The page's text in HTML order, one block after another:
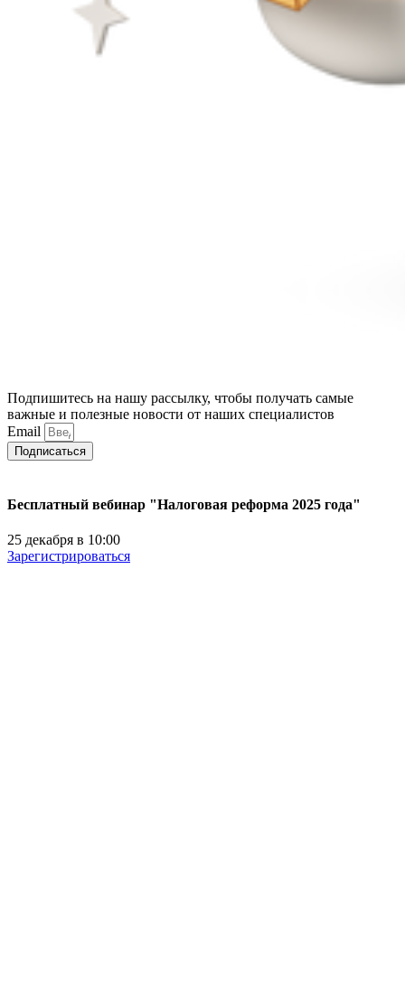
Подпишитесь на нашу рассылку, чтобы получать самые
важные и полезные новости от наших специалистов
Email
Подписаться
Бесплатный вебинар "Налоговая реформа 2025 года"
25 декабря в 10:00
Зарегистрироваться